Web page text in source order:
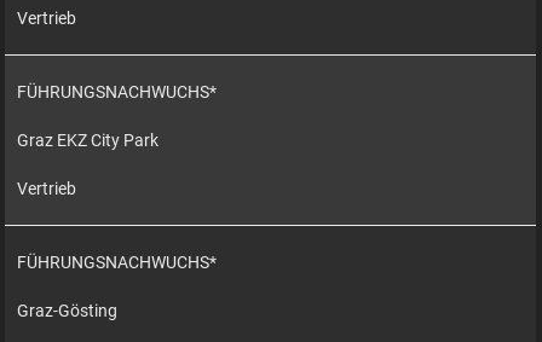
Vertrieb
FÜHRUNGSNACHWUCHS*
Graz EKZ City Park
Vertrieb
FÜHRUNGSNACHWUCHS*
Graz-Gösting